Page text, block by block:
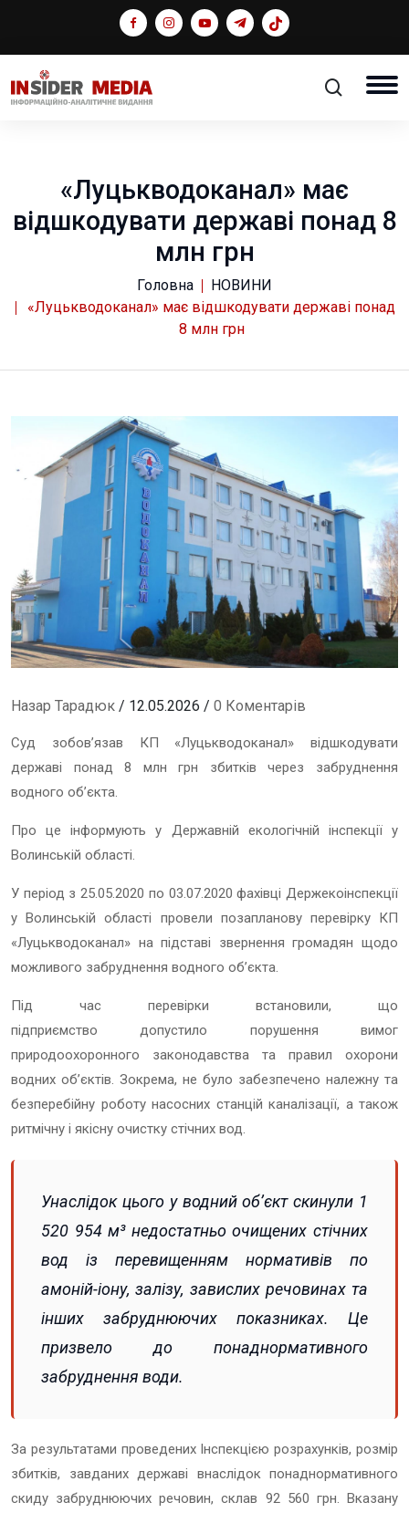
«Луцькводоканал» має
відшкодувати державі понад 8
млн грн
Головна
НОВИНИ
«Луцькводоканал» має відшкодувати державі понад
8 млн грн
Назар Тарадюк / 12.05.2026 / 0 Коментарів
Суд зобов’язав КП «Луцькводоканал» відшкодувати
державі понад 8 млн грн збитків через забруднення
водного об’єкта.
Про це інформують у Державній екологічній інспекції у
Волинській області.
У період з 25.05.2020 по 03.07.2020 фахівці Держекоінспекції
у Волинській області провели позапланову перевірку КП
«Луцькводоканал» на підставі звернення громадян щодо
можливого забруднення водного об’єкта.
Під час перевірки встановили, що
підприємство допустило порушення вимог
природоохоронного законодавства та правил охорони
водних об’єктів. Зокрема, не було забезпечено належну та
безперебійну роботу насосних станцій каналізації, а також
ритмічну і якісну очистку стічних вод.
Унаслідок цього у водний об’єкт скинули 1
520 954 м³ недостатньо очищених стічних
вод із перевищенням нормативів по
амоній-іону, залізу, завислих речовинах та
інших забруднюючих показниках. Це
призвело до понаднормативного
забруднення води.
За результатами проведених Інспекцією розрахунків, розмір
збитків, завданих державі внаслідок понаднормативного
скиду забруднюючих речовин, склав 92 560 грн. Вказану